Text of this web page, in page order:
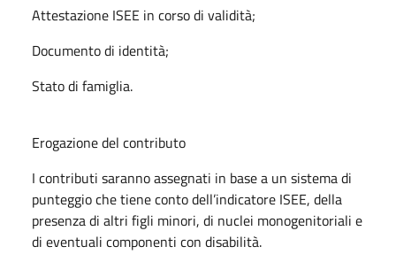
Attestazione ISEE in corso di validità;
Documento di identità;
Stato di famiglia.
Erogazione del contributo
I contributi saranno assegnati in base a un sistema di
punteggio che tiene conto dell’indicatore ISEE, della
presenza di altri figli minori, di nuclei monogenitoriali e
di eventuali componenti con disabilità.